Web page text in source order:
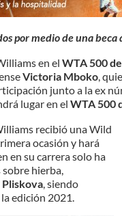
por medio de una
en el WTA 500 de
Victoria Mboko ,
junto a la ex
lugar en el WTA 500
recibió una Wild
ocasión y hará
en su carrera solo ha
hierba,
, siendo
edición 2021.